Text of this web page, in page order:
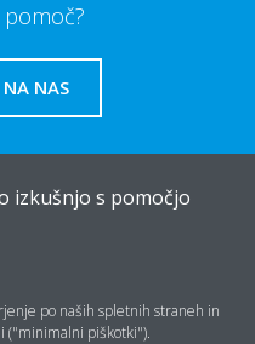
NA NAS
izkušnjo s pomočjo
po naših spletnih straneh in
("minimalni piškotki").